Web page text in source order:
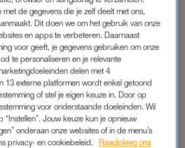
terras in Amsterdam. Heerlijk,
jaar schijnt op onze veel te bleke
een ijskoud rose’tje zouden
met cola zero (lees: beide zwanger).
belabberd het systeem
van haar zoon, terwijl ik pieker over
er dit jaar uit gaat zien.
de gegevens die je zelf deelt met ons,
Dit doen we om het gebruik van onze
en apps te verbeteren. Daarnaast
voor geeft, je gegevens gebruiken om onze
te personaliseren en je relevante
delen met 4
13 externe platformen wordt enkel getoond
of stel je eigen keuze in. Door op
voor onderstaande doeleinden. Wil
“Instellen”. Jouw keuze kun je opnieuw
onderaan onze websites of in de menu’s
privacy- en cookiebeleid.
Raadpleeg ons